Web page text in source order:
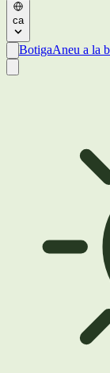
ca
BotigaAneu a la